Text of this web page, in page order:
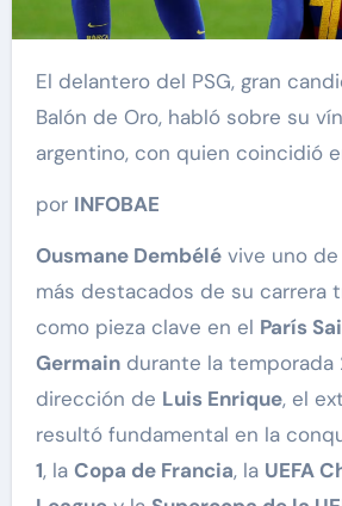
El delantero del PSG, gran candidato a ganar el
Balón de Oro, habló sobre su
argentino, con quien coincidió
por INFOBAE
Ousmane Dembélévive uno de
más destacados de su carrera
como pieza clave en el París
Germaindurante la temporada
dirección de Luis Enrique, el
resultó fundamental en la
1, la Copa de Francia, la UEFA